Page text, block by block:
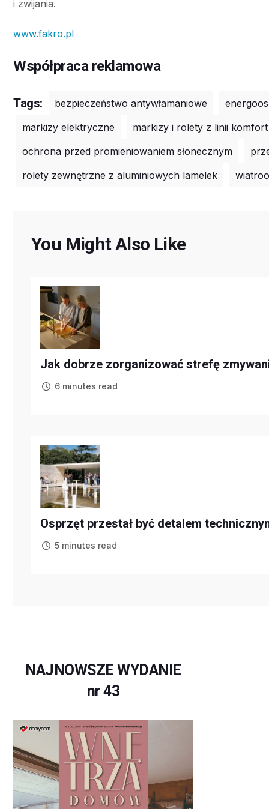
i zwijania.
www.fakro.pl
Współpraca reklamowa
Tags: bezpieczeństwo antywłamaniowe
markizy elektryczne
markizy i rolety z linii komfort
ochrona przed promieniowaniem słonecznym
rolety zewnętrzne z aluminiowych lamelek
You Might Also Like
Jak dobrze zorganizować strefę
6 minutes read
Osprzęt przestał być detalem
5 minutes read
NAJNOWSZE WYDANIE
nr 43